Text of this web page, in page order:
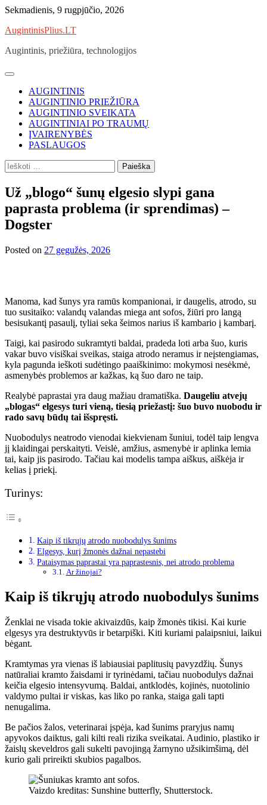
Skip
content
Sekmadienis, 9 rugpjūčio, 2026
AugintinisPlius.LT
Augintinis, priežiūra, technologijos
AUGINTINIS
AUGINTINIO PRIEŽIŪRA
AUGINTINIO SVEIKATA
AUGINTINIAI PO TRAUMŲ
ĮVAIRENYBĖS
PASLAUGOS
Ieškoti:
Už „blogo“ šunų elgesio slypi gana
paprasta problema (ir sprendimas) –
Dogster
Posted on 27 gegužės, 2026
Manoma, kad šunys yra ramūs kompanionai, ir daugelis, atrodo, su
tuo susitaiko: valandų valandas miega ant sofos, žiūri pro langą
besisukantį pasaulį, tyliai seka šeimos narius iš kambario į kambarį.
Taigi, kai pasirodo sukramtyti baldai, pradeda loti arba šuo, kuris
vakar buvo visiškai sveikas, staiga atrodo neramus ir neįstengiamas,
kyla pagunda ieškoti sudėtingo paaiškinimo: mokymosi nesėkmė,
asmenybės problemos ar kažkas, ką šuo daro ne taip.
Realybė paprastai yra daug mažiau dramatiška. Daugeliu atvejų
„blogas“ elgesys turi vieną, tiesią priežastį: šuo buvo nuobodu ir
rado savų būdų tai išspręsti.
Nuobodulys neatrodo vienodai kiekvienam šuniui, todėl taip lengva
jį klaidingai perskaityti. Veislė, amžius, asmenybė ir aplinka lemia
tai, kaip jis pasirodo. Tačiau kai modelis tampa aiškus, aiškėja ir
kelias į priekį.
Turinys:
Kaip iš tikrųjų atrodo nuobodulys šunims
Elgesys, kurį žmonės dažnai nepastebi
Pataisymas paprastai yra paprastesnis, nei atrodo problema
Ar žinojai?
Kaip iš tikrųjų atrodo nuobodulys šunims
Ženklai ne visada tokie akivaizdūs, kaip žmonės tikisi. Kai kurie
elgesys yra destruktyvūs ir betarpiški. Kiti kuriami palaipsniui, laikui
bėgant.
Kramtymas yra vienas iš labiausiai paplitusių pavyzdžių. Šunys
natūraliai kramto žaisdami ir tyrinėdami, tačiau nuobodulys dažnai
keičia elgesio intensyvumą. Baldai, antklodės, kojinės, nuotolinio
valdymo pultai ir viskas, kas liko po ranka, staiga gali tapti
nenugalima.
Be pačios žalos, veterinarai įspėja, kad šunims praryjus namų
apyvokos daiktus, gali kilti reali rizika sveikatai. Audinio, plastiko ir
žaislų skeveldros gali sukelti pavojingą žarnyno užsikimšimą, dėl
kurio gali prireikti skubios pagalbos.
Vaizdo kreditas: Sunshine butterfly, Shutterstock.